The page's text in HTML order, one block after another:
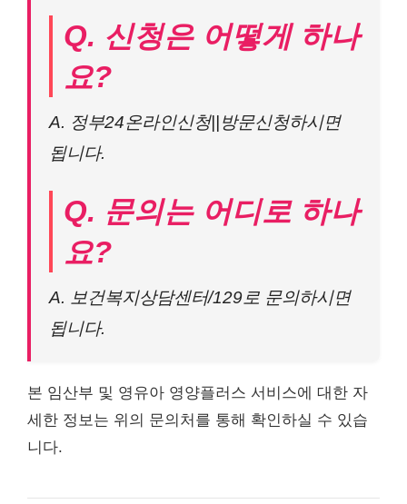
Q. 신청은 어떻게 하나
요?
A. 정부24온라인신청||방문신청하시면
됩니다.
Q. 문의는 어디로 하나
요?
A. 보건복지상담센터/129로 문의하시면
됩니다.
본 임산부 및 영유아 영양플러스 서비스에 대한 자
세한 정보는 위의 문의처를 통해 확인하실 수 있습
니다.